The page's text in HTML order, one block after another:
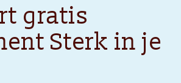
gratis
Sterk in je